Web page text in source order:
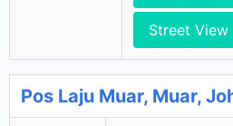
Street View
Pos Laju Muar, Muar,